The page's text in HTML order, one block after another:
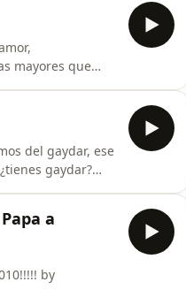
mayores que
del gaydar, ese
gaydar?
a
by